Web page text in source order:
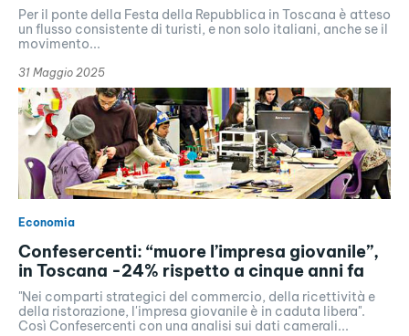
Per il ponte della Festa della Repubblica in Toscana è atteso
un flusso consistente di turisti, e non solo italiani, anche se il
movimento...
31 Maggio 2025
Economia
Confesercenti: “muore l’impresa giovanile”,
in Toscana -24% rispetto a cinque anni fa
"Nei comparti strategici del commercio, della ricettività e
della ristorazione, l'impresa giovanile è in caduta libera".
Così Confesercenti con una analisi sui dati camerali...